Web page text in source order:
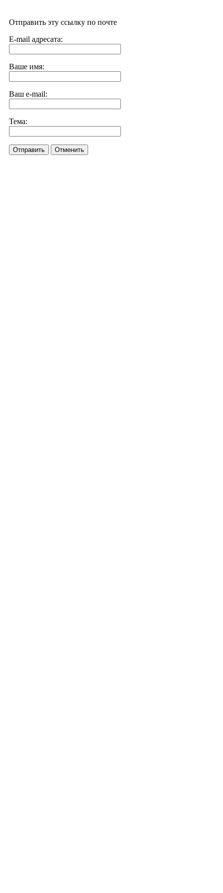
Отправить эту ссылку по почте
E-mail адресата:
Ваше имя:
Ваш e-mail:
Тема:
Отправить Отменить